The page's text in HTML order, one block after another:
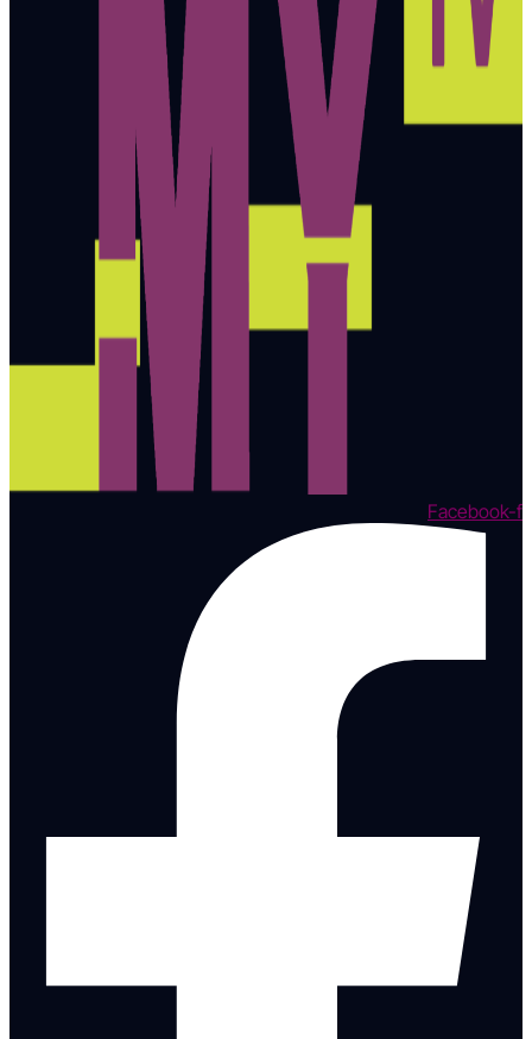
Facebook-f